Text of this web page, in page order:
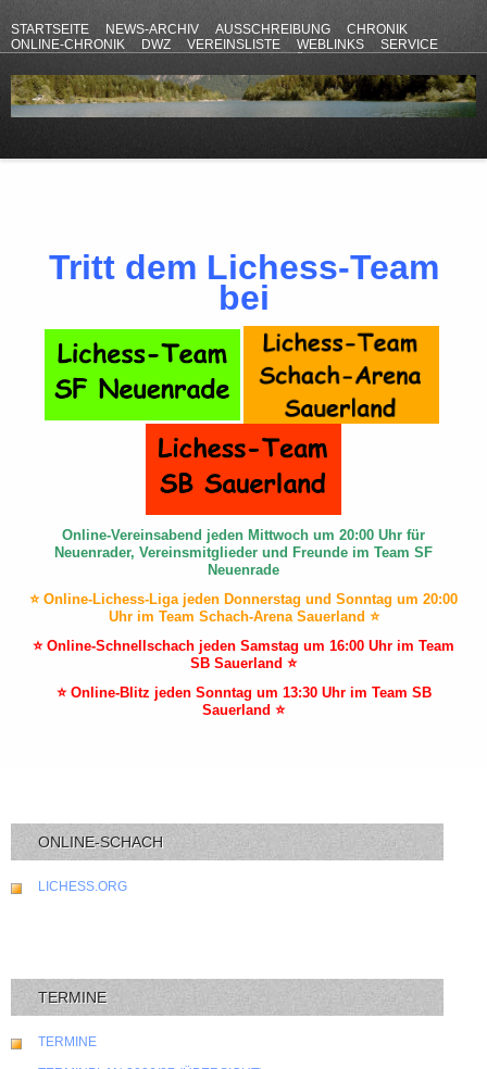
STARTSEITE NEWS-ARCHIV AUSSCHREIBUNG
CHRONIK
ONLINE-CHRONIK
DWZ VEREINSLISTE WEBLINKS
SERVICE
Tritt dem Lichess-Team
bei
Online-Vereinsabend jeden Mittwoch um 20:00 Uhr für
Neuenrader, Vereinsmitglieder und Freunde im Team SF
Neuenrade
⭐ Online-Lichess-Liga jeden Donnerstag und Sonntag um 20:00
Uhr im Team Schach-Arena Sauerland ⭐
⭐ Online-Schnellschach jeden Samstag um 16:00 Uhr im Team
SB Sauerland ⭐
⭐ Online-Blitz jeden Sonntag um 13:30 Uhr im Team SB
Sauerland ⭐
ONLINE-SCHACH
LICHESS.ORG
TERMINE
TERMINE